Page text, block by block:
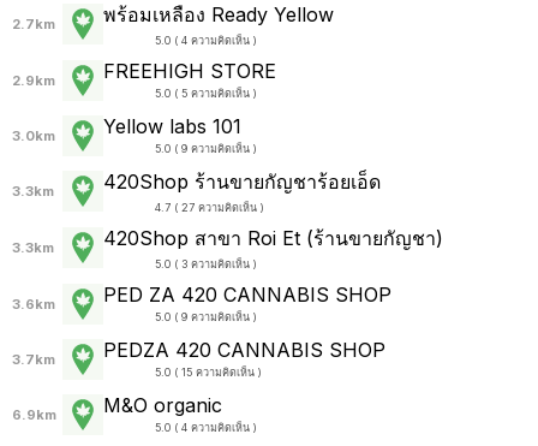
2.7km พร้อมเหลือง Ready Yellow
5.0 ( 4 ความคิดเห็น )
2.9km FREEHIGH STORE
5.0 ( 5 ความคิดเห็น )
3.0km Yellow labs 101
5.0 ( 9 ความคิดเห็น )
3.3km 420Shop ร้านขายกัญชาร้อยเอ็ด
4.7 ( 27 ความคิดเห็น )
3.3km 420Shop สาขา Roi Et (ร้านขายกัญชา)
5.0 ( 3 ความคิดเห็น )
3.6km PED ZA 420 CANNABIS SHOP
5.0 ( 9 ความคิดเห็น )
3.7km PEDZA 420 CANNABIS SHOP
5.0 ( 15 ความคิดเห็น )
6.9km M&O organic
5.0 ( 4 ความคิดเห็น )